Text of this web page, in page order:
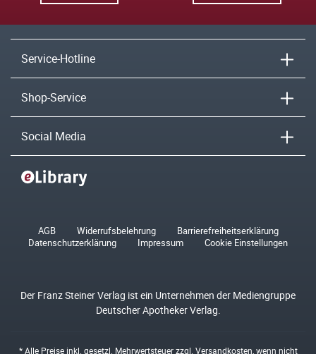
Service-Hotline
Shop-Service
Social Media
AGB Widerrufsbelehrung
Barrierefreiheitserklärung
Datenschutzerklärung
Impressum Cookie Einstellungen
Der Franz Steiner Verlag ist ein Unternehmen der Mediengruppe
Deutscher Apotheker Verlag.
* Alle Preise inkl. gesetzl. Mehrwertsteuer zzgl. Versandkosten , wenn nicht